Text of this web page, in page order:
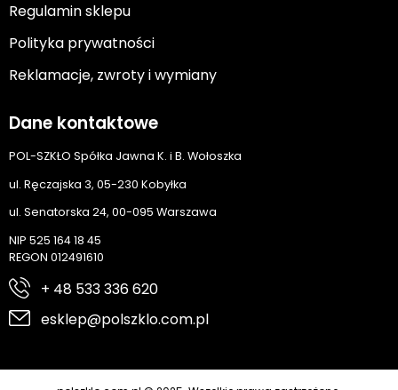
Regulamin sklepu
Polityka prywatności
Reklamacje, zwroty i wymiany
Dane kontaktowe
POL-SZKŁO Spółka Jawna K. i B. Wołoszka
ul. Ręczajska 3, 05-230 Kobyłka
ul. Senatorska 24, 00-095 Warszawa
NIP 525 164 18 45
REGON 012491610
+ 48 533 336 620
esklep@polszklo.com.pl